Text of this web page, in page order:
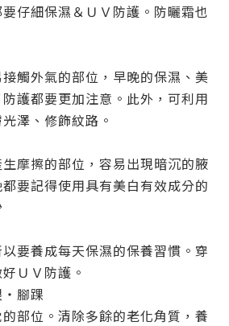
仔細保濕＆ＵＶ防護。防曬霜也
觸外氣的部位，早晚的保濕、美
護都要更加注意。此外，可利用
澤、修飾紋路。
摩擦的部位，容易出現暗沉的腋
要記得使用具有美白有效成分的
要養成每天保濕的保養習慣。穿
ＵＶ防護。
腳踝
部位。清除多餘的老化角質，養